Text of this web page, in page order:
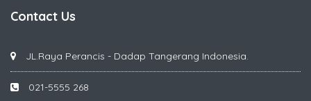
Contact Us
JL.Raya Perancis - Dadap Tangerang Indonesia.
021-5555 268